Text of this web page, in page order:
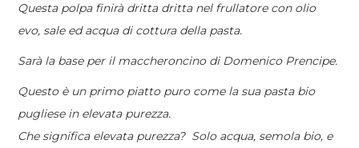
Questa polpa finirà dritta dritta nel frullatore con olio
evo, sale ed acqua di cottura della pasta.
Sarà la base per il maccheroncino di Domenico Prencipe.
Questo è un primo piatto puro come la sua pasta bio
pugliese in elevata purezza.
Che significa elevata purezza? Solo acqua, semola bio, e